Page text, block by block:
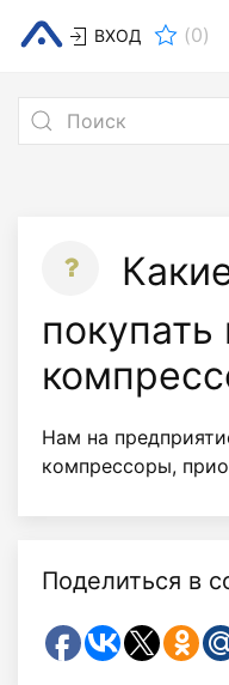
ВХОД (0)
Нам на
компрессоры,
Поделиться в